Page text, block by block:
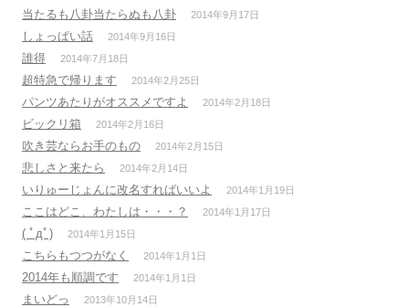
当たるも八卦当たらぬも八卦 2014年9月17日
しょっぱい話 2014年9月16日
誰得 2014年7月18日
超特急で帰ります 2014年2月25日
パンツあたりがオススメですよ 2014年2月18日
ビックリ箱 2014年2月16日
吹き芸ならお手のもの 2014年2月15日
悲しさと来たら 2014年2月14日
いりゅーじょんに改名すればいいよ 2014年1月19日
ここはどこ、わたしは・・・？ 2014年1月17日
( ﾟдﾟ) 2014年1月15日
こちらもつつがなく 2014年1月1日
2014年も順調です 2014年1月1日
まいどっ 2013年10月14日